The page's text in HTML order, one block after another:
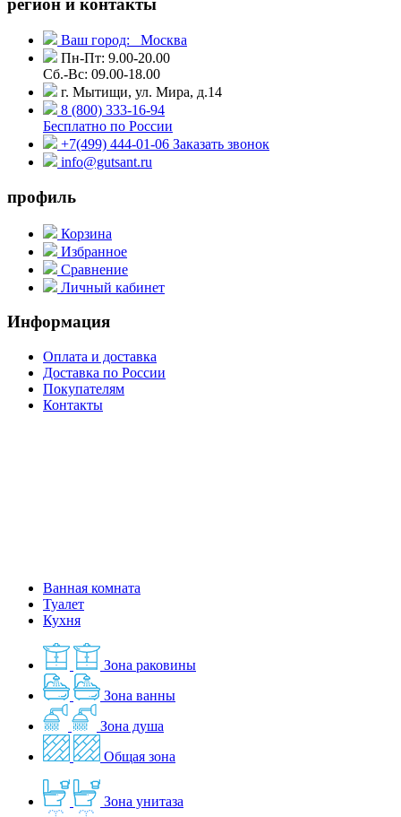
Ваш город:
Москва
Пн-Пт: 9.00-20.00
Сб.-Вс: 09.00-18.00
г. Мытищи, ул. Мира, д.14
8 (800) 333-16-94
Бесплатно по России
+7(499) 444-01-06 Заказать звонок
info@gutsant.ru
профиль
Корзина
Избранное
Сравнение
Личный кабинет
Информация
Оплата и доставка
Доставка по России
Покупателям
Контакты
Ванная комната
Туалет
Кухня
Зона раковины
Зона ванны
Зона душа
Общая зона
Зона унитаза